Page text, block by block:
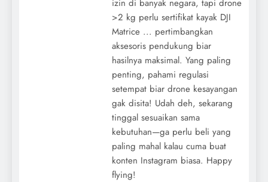
izin di banyak negara, tapi drone
>2 kg perlu sertifikat kayak DJI
Matrice ... pertimbangkan
aksesoris pendukung biar
hasilnya maksimal. Yang paling
penting, pahami regulasi
setempat biar drone kesayangan
gak disita! Udah deh, sekarang
tinggal sesuaikan sama
kebutuhan—ga perlu beli yang
paling mahal kalau cuma buat
konten Instagram biasa. Happy
flying!